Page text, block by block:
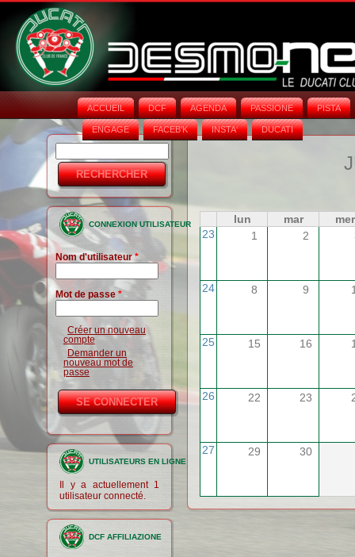
ACCUEIL DCF AGENDA PASSIONE PISTA
ENGAGE FACEB'K INSTA‘ DUCATI
Formulaire
de
recherche
CONNEXION UTILISATEUR
Nom d'utilisateur*
Mot de passe *
Créer un nouveau
compte
Demander un
nouveau mot de
passe
UTILISATEURS EN LIGNE
Il y a actuellement 1
utilisateur connecté.
DCF AFFILIAZIONE
lun mar
mer
23
1 2
24 8 9
25 15 16
26 22 23
27 29 30